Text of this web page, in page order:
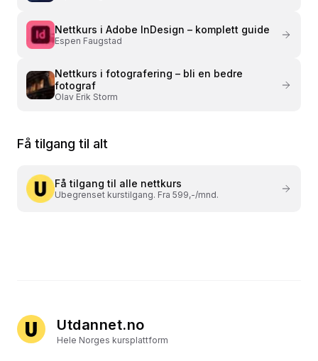
Nettkurs i Adobe InDesign – komplett guide
Espen Faugstad
Nettkurs i fotografering – bli en bedre
fotograf
Olav Erik Storm
Få tilgang til alt
Få tilgang til alle nettkurs
Ubegrenset kurstilgang. Fra 599,-/mnd.
Utdannet.no
Hele Norges kursplattform